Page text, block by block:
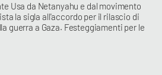
Usa da Netanyahu e dal movimento
la sigla all'accordo per il rilascio di
guerra a Gaza. Festeggiamenti per le